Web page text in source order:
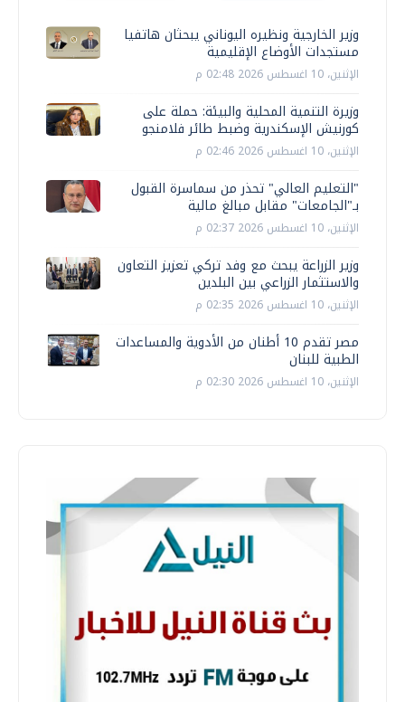
وزير الخارجية ونظيره اليوناني يبحثان هاتفيا
مستجدات الأوضاع الإقليمية
الإثنين، 10 اغسطس 2026 02:48 م
وزيرة التنمية المحلية والبيئة: حملة على
كورنيش الإسكندرية وضبط طائر فلامنجو
الإثنين، 10 اغسطس 2026 02:46 م
"التعليم العالي" تحذر من سماسرة القبول
بـ"الجامعات" مقابل مبالغ مالية
الإثنين، 10 اغسطس 2026 02:37 م
وزير الزراعة يبحث مع وفد تركي تعزيز التعاون
والاستثمار الزراعي بين البلدين
الإثنين، 10 اغسطس 2026 02:35 م
مصر تقدم 10 أطنان من الأدوية والمساعدات
الطبية للبنان
الإثنين، 10 اغسطس 2026 02:30 م